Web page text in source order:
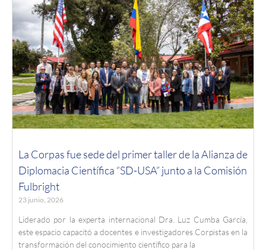
La Corpas fue sede del primer taller de la Alianza de
Diplomacia Científica “SD-USA” junto a la Comisión
Fulbright
23 junio, 2026
Liderado por la experta internacional Dra. Luz Cumba García,
este espacio capacitó a docentes e investigadores Corpistas en la
transformación del conocimiento científico para la